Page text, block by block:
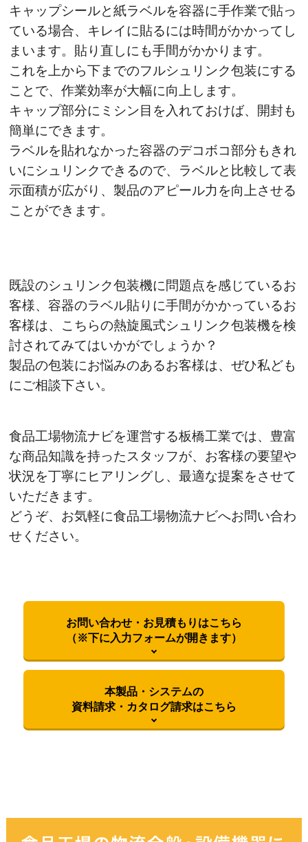
キャップシールと紙ラベルを容器に手作業で貼っ
ている場合、キレイに貼るには時間がかかってし
まいます。貼り直しにも手間がかかります。
これを上から下までのフルシュリンク包装にする
ことで、作業効率が大幅に向上します。
キャップ部分にミシン目を入れておけば、開封も
簡単にできます。
ラベルを貼れなかった容器のデコボコ部分もきれ
いにシュリンクできるので、ラベルと比較して表
示面積が広がり、製品のアピール力を向上させる
ことができます。
既設のシュリンク包装機に問題点を感じているお
客様、容器のラベル貼りに手間がかかっているお
客様は、こちらの熱旋風式シュリンク包装機を検
討されてみてはいかがでしょうか？
製品の包装にお悩みのあるお客様は、ぜひ私ども
にご相談下さい。
食品工場物流ナビを運営する板橋工業では、豊富
な商品知識を持ったスタッフが、お客様の要望や
状況を丁寧にヒアリングし、最適な提案をさせて
いただきます。
どうぞ、お気軽に食品工場物流ナビへお問い合わ
せください。
お問い合わせ・お見積もりはこちら
（※下に入力フォームが開きます）
本製品・システムの
資料請求・カタログ請求はこちら